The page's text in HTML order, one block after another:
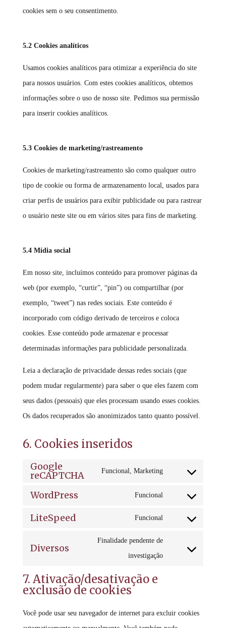
cookies sem o seu consentimento.
5.2 Cookies analíticos
Usamos cookies analíticos para otimizar a experiência do site
para nossos usuários. Com estes cookies analíticos, obtemos
informações sobre o uso de nosso site. Pedimos sua permissão
para inserir cookies analíticos.
5.3 Cookies de marketing/rastreamento
Cookies de marketing/rastreamento são como qualquer outro
tipo de cookie ou forma de armazenamento local, usados para
criar perfis de usuários para exibir publicidade ou para rastrear
o usuário neste site ou em vários sites para fins de marketing.
5.4 Mídia social
Em nosso site, incluímos conteúdo para promover páginas da
web (por exemplo, “curtir”, “pin”) ou compartilhar (por
exemplo, “tweet”) nas redes sociais. Este conteúdo é
incorporado com código derivado de terceiros e coloca
cookies. Esse conteúdo pode armazenar e processar
determinadas informações para publicidade personalizada.
Leia a declaração de privacidade dessas redes sociais (que
podem mudar regularmente) para saber o que eles fazem com
seus dados (pessoais) que eles processam usando esses cookies.
Os dados recuperados são anonimizados tanto quanto possível.
6. Cookies inseridos
Google
reCAPTCHA
Funcional, Marketing
google-
WordPress
Funcional
wordpress
LiteSpeed
Funcional
Diversos
Finalidade pendente de
investigação
7. Ativação/desativação e
exclusão de cookies
Você pode usar seu navegador de internet para excluir cookies